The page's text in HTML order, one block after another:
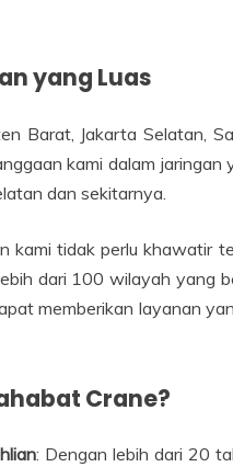
yang Luas
Barat, Jakarta Selatan,
kami dalam jaringan
dan sekitarnya.
kami tidak perlu khawatir
dari 100 wilayah yang
memberikan layanan
Crane?
: Dengan lebih dari 20